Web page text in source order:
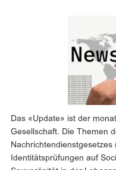
Das «Update» ist der
Gesellschaft. Die Themen
Nachrichtendienstgesetzes
Identitätsprüfungen auf